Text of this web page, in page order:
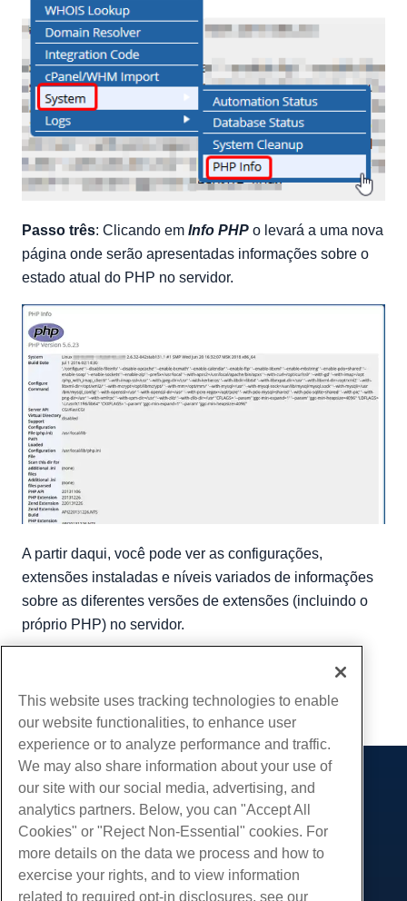
Passo três: Clicando em Info PHP o levará a uma nova
página onde serão apresentadas informações sobre o
estado atual do PHP no servidor.
A partir daqui, você pode ver as configurações,
extensões instaladas e níveis variados de informações
sobre as diferentes versões de extensões (incluindo o
próprio PHP) no servidor.
cópia de URL
Produtos
Hospedagem na web
Hospedagem Empresarial
Revendedor com etiqueta em branco
Serviços
Migrações de sites
Comunidade
Documentação do Produto
This website uses tracking technologies to enable
our website functionalities, to enhance user
experience or to analyze performance and traffic.
We may also share information about your use of
our site with our social media, advertising, and
analytics partners. Below, you can "Accept All
Cookies" or "Reject Non-Essential" cookies. For
more details on the data we process and how to
exercise your rights, and to view information
related to required opt-in disclosures, see our